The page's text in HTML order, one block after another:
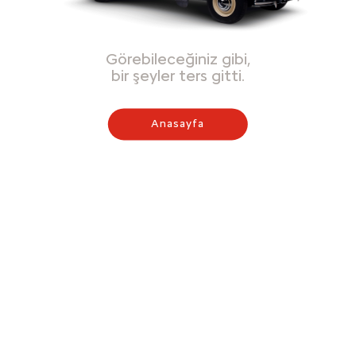
Görebileceğiniz gibi,
bir şeyler ters gitti.
Anasayfa